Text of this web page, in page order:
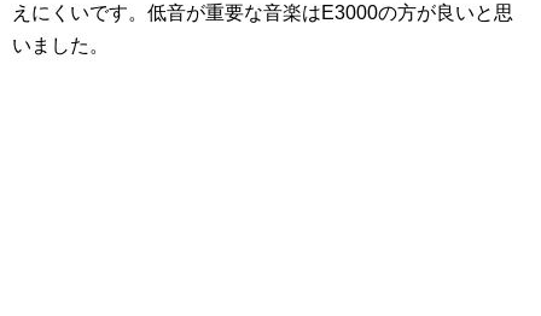
えにくいです。低音が重要な音楽はE3000の方が良いと思
いました。